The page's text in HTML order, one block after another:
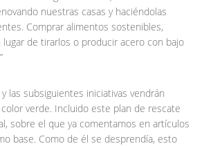
nuestras casas y haciéndolas
Comprar alimentos sostenibles,
de tirarlos o producir acero con bajo
las subsiguientes iniciativas vendrán
verde. Incluido este plan de rescate
sobre el que ya comentamos en artículos
base. Como de él se desprendía, esto